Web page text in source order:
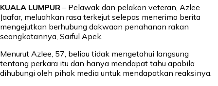
KUALA LUMPUR – Pelawak dan pelakon veteran, Azlee
Jaafar, meluahkan rasa terkejut selepas menerima berita
mengejutkan berhubung dakwaan penahanan rakan
seangkatannya, Saiful Apek.
Menurut Azlee, 57, beliau tidak mengetahui langsung
tentang perkara itu dan hanya mendapat tahu apabila
dihubungi oleh pihak media untuk mendapatkan reaksinya.